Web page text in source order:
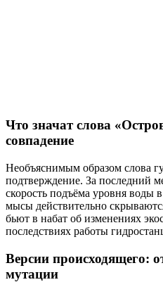
Что значат слова
совпадение
Необъяснимым образом слова
подтверждение. За последний
скорость подъёма уровня воды
мысы действительно
бьют в набат об изменениях
последствиях работы
Версии происходящего:
мутации